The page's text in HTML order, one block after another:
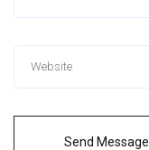
Send Message